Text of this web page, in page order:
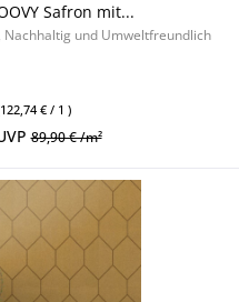
Safron mit...
und Umweltfreundlich
€ / 1 )
89,90 € /m²